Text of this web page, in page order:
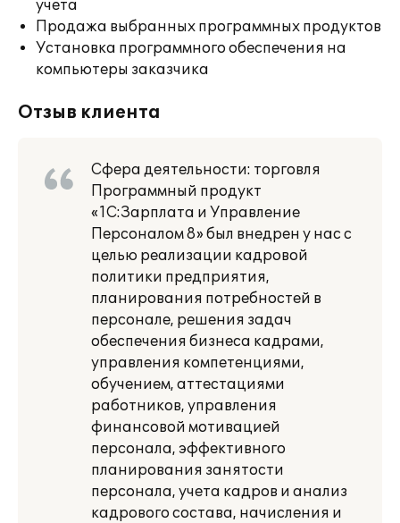
учета
Продажа выбранных программных продуктов
Установка программного обеспечения на
компьютеры заказчика
Отзыв клиента
Сфера деятельности: торговля
Программный продукт
«1С:Зарплата и Управление
Персоналом 8» был внедрен у нас с
целью реализации кадровой
политики предприятия,
планирования потребностей в
персонале, решения задач
обеспечения бизнеса кадрами,
управления компетенциями,
обучением, аттестациями
работников, управления
финансовой мотивацией
персонала, эффективного
планирования занятости
персонала, учета кадров и анализ
кадрового состава, начисления и